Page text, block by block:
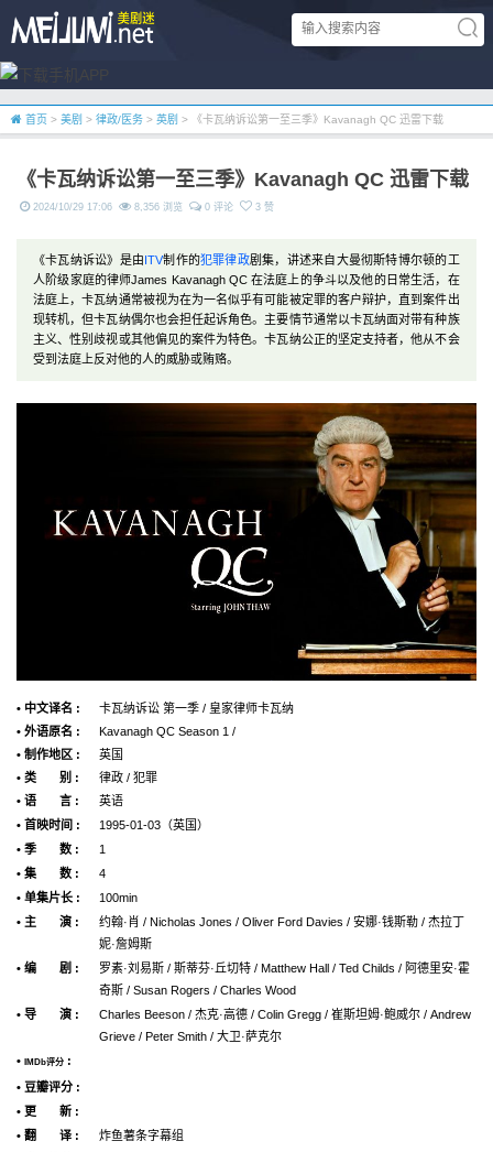
首页 > 美剧 > 律政/医务 > 英剧 > 《卡瓦纳诉讼第一至三季》Kavanagh QC 迅雷下载
《卡瓦纳诉讼第一至三季》Kavanagh QC 迅雷下载
2024/10/29 17:06 8,356 浏览 0 评论 3 赞
《卡瓦纳诉讼》是由ITV制作的犯罪律政剧集，讲述来自大曼彻斯特博尔顿的工
人阶级家庭的律师James Kavanagh QC 在法庭上的争斗以及他的日常生活，在
法庭上，卡瓦纳通常被视为在为一名似乎有可能被定罪的客户辩护，直到案件出
现转机，但卡瓦纳偶尔也会担任起诉角色。主要情节通常以卡瓦纳面对带有种族
主义、性别歧视或其他偏见的案件为特色。卡瓦纳公正的坚定支持者，他从不会
受到法庭上反对他的人的威胁或贿赂。
• 中文译名 :
卡瓦纳诉讼 第一季 / 皇家律师卡瓦纳
• 外语原名 :
Kavanagh QC Season 1 /
• 制作地区 :
英国
• 类 别 :
律政 / 犯罪
• 语 言 :
英语
• 首映时间 :
1995-01-03（英国）
• 季 数 :
1
• 集 数 :
4
• 单集片长 :
100min
• 主 演 :
约翰·肖 / Nicholas Jones / Oliver Ford Davies / 安娜·钱斯勒 / 杰拉丁
妮·詹姆斯
• 编 剧 :
罗素·刘易斯 / 斯蒂芬·丘切特 / Matthew Hall / Ted Childs / 阿德里安·霍
奇斯 / Susan Rogers / Charles Wood
• 导 演 :
Charles Beeson / 杰克·高德 / Colin Gregg / 崔斯坦姆·鲍威尔 / Andrew
Grieve / Peter Smith / 大卫·萨克尔
•
IMDb评分 :
• 豆瓣评分 :
• 更 新 :
• 翻 译 :
炸鱼薯条字幕组